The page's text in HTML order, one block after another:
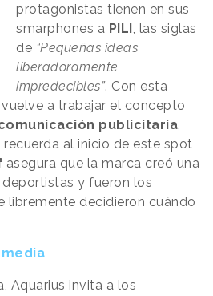
protagonistas tienen en sus
smarphones a PILI , las siglas
de “Pequeñas ideas
liberadoramente
impredecibles”. Con esta
vuelve a trabajar el concepto
publicitaria,
recuerda al inicio de este spot
asegura que la marca creó una
y fueron los
libremente decidieron cuándo
Aquarius invita a los